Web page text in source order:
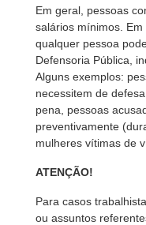
Em geral, pessoas
salários mínimos. Em
qualquer pessoa
Defensoria Pública,
Alguns exemplos:
necessitem de
pena, pessoas
preventivamente
mulheres vítimas de
ATENÇÃO!
Para casos
ou assuntos